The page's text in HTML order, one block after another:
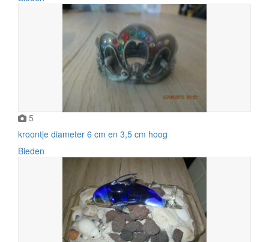
5
kroontje diameter 6 cm en 3,5 cm hoog
Bieden